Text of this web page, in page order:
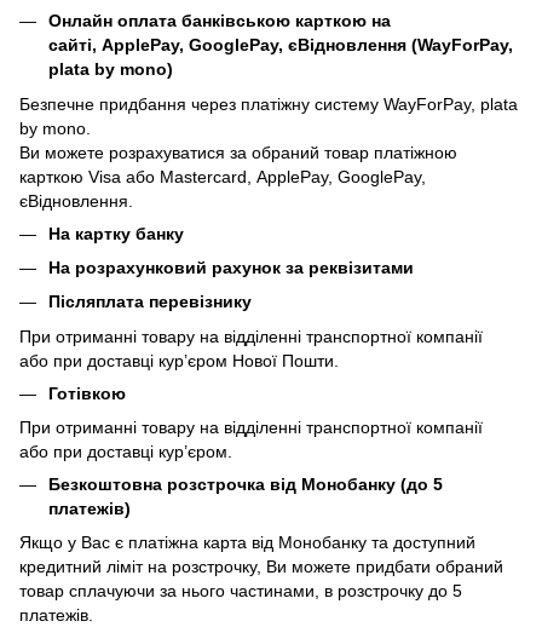
Онлайн оплата банківською карткою на
сайті, ApplePay, GooglePay, єВідновлення (WayForPay,
plata by mono)
Безпечне придбання через платіжну систему WayForPay, plata
by mono.
Ви можете розрахуватися за обраний товар платіжною
карткою Visa або Mastercard, ApplePay, GooglePay,
єВідновлення.
На картку банку
На розрахунковий рахунок за реквізитами
Післяплата перевізнику
При отриманні товару на відділенні транспортної компанії
або при доставці кур’єром Нової Пошти.
Готівкою
При отриманні товару на відділенні транспортної компанії
або при доставці кур’єром.
Безкоштовна розстрочка від Монобанку (до 5
платежів)
Якщо у Вас є платіжна карта від Монобанку та доступний
кредитний ліміт на розстрочку, Ви можете придбати обраний
товар сплачуючи за нього частинами, в розстрочку до 5
платежів.